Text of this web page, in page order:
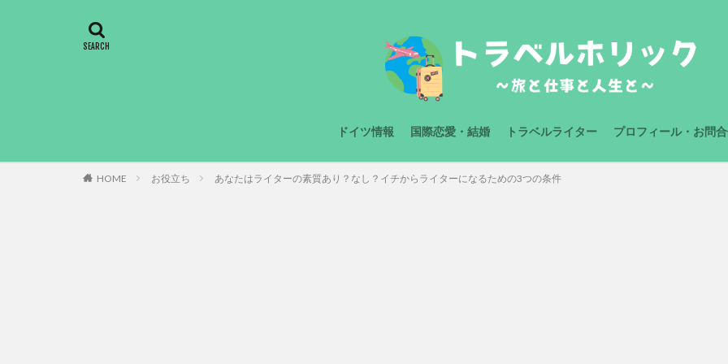
ドイツ情報 国際恋愛・結婚 トラベルライター プロフィール・お問
HOME お役立ち あなたはライターの素質あり？なし？イチからライターになるための3つの条件